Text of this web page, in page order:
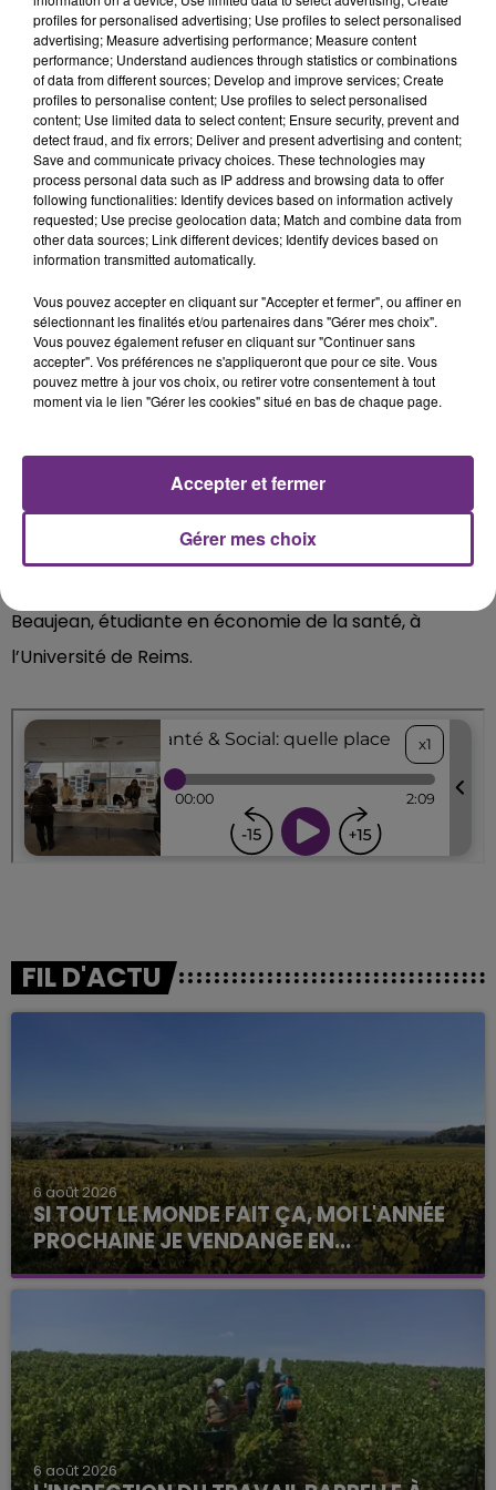
nos fiches de poste afin de les rendre plus
attractives. Elle nous aide aussi à préparer nos
entretiens d'embauche en suggérant des questions
ciblées selon le profil recherché. » expliqueMarjorie
Camalon, chargée de recrutement au CHU de Reims.
Si l'IA promet des gains de temps et d'efficacité, elle
n'est pas sans risques. Une question qui est
notamment abordée dans les formations du social. «
J’ai travaillé sur les limites techniques, comme les
pannes informatiques qui peuvent paralyser un
comme on l’a vu récemment avec la CAF ou
l’Assurance Maladie.» Si l'IA représente une évolution
majeure pour la société, la vigilance reste de mise. «
Beaujean, étudiante en économie de la santé, à
l’Université de Reims.
FIL D'ACTU
6 août 2026
SI TOUT LE MONDE FAIT ÇA, MOI L'ANNÉE
PROCHAINE JE VENDANGE EN...
La vendange en Champagne a débuté ce jeudi 6
août dans la commune de Montgueux (Aube). Du
6 août 2026
profiles for personalised advertising; Use profiles to select personalised
advertising; Measure advertising performance; Measure content
performance; Understand audiences through statistics or combinations
of data from different sources; Develop and improve services; Create
profiles to personalise content; Use profiles to select personalised
content; Use limited data to select content; Ensure security, prevent and
detect fraud, and fix errors; Deliver and present advertising and content;
Save and communicate privacy choices. These technologies may
process personal data such as IP address and browsing data to offer
following functionalities: Identify devices based on information actively
requested; Use precise geolocation data; Match and combine data from
other data sources; Link different devices; Identify devices based on
information transmitted automatically.
Vous pouvez accepter en cliquant sur "Accepter et fermer", ou affiner en
sélectionnant les finalités et/ou partenaires dans "Gérer mes choix".
Vous pouvez également refuser en cliquant sur "Continuer sans
accepter". Vos préférences ne s'appliqueront que pour ce site. Vous
pouvez mettre à jour vos choix, ou retirer votre consentement à tout
moment via le lien "Gérer les cookies" situé en bas de chaque page.
Gérer mes choix
Accepter et fermer